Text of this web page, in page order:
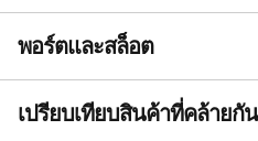
ประสิทธิภาพ
เพิ่มประสิทธิผลการทำ
Lenovo ThinkPad T14s
ประสิทธิภาพ
โปรเซสเซอร์
พอร์ตและสล็อต
เปรียบเทียบสินค้าที่คล้ายกัน